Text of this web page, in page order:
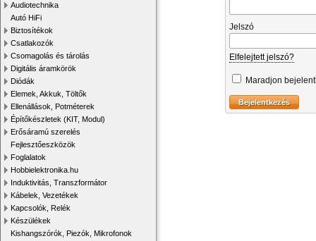
Audiotechnika
Autó HiFi
Biztosítékok
Csatlakozók
Csomagolás és tárolás
Digitális áramkörök
Diódák
Elemek, Akkuk, Töltők
Ellenállások, Potméterek
Építőkészletek (KIT, Modul)
Erősáramú szerelés
Fejlesztőeszközök
Foglalatok
Hobbielektronika.hu
Induktivitás, Transzformátor
Kábelek, Vezetékek
Kapcsolók, Relék
Készülékek
Kishangszórók, Piezók, Mikrofonok
Jelszó
Elfelejtett jelszó?
Maradjon